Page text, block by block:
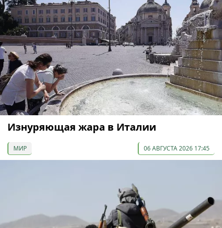
Изнуряющая жара в Италии
МИР 06 АВГУСТА 2026 17:45